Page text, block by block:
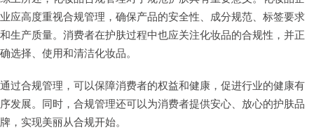
业应高度重视合规管理，确保产品的安全性、成分规范、标签要求
和生产质量。消费者在护肤过程中也应关注化妆品的合规性，并正
确选择、使用和清洁化妆品。
通过合规管理，可以保障消费者的权益和健康，促进行业的健康有
序发展。同时，合规管理还可以为消费者提供安心、放心的护肤品
牌，实现美丽从合规开始。